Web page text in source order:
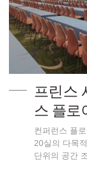
프린스
스 플로
컨퍼런스 플
20실의 다목
단위의 공간